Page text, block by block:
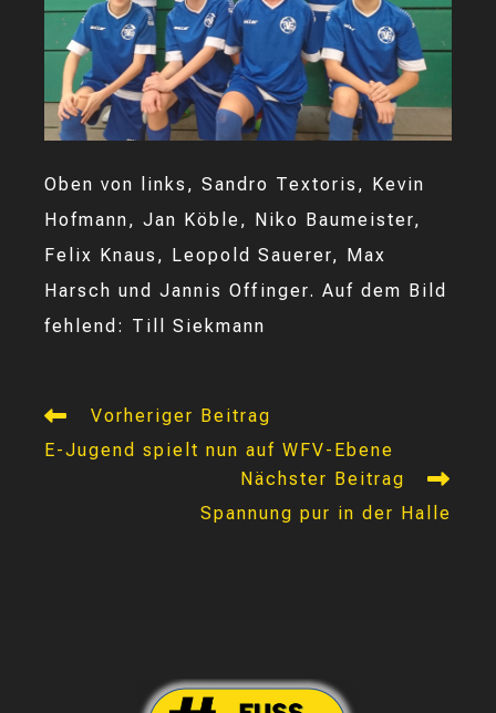
Oben von links, Sandro Textoris, Kevin
Hofmann, Jan Köble, Niko Baumeister,
Felix Knaus, Leopold Sauerer, Max
Harsch und Jannis Offinger. Auf dem Bild
fehlend: Till Siekmann
Weitere
ansehen
Vorheriger Beitrag
E-Jugend spielt nun auf WFV-Ebene
Nächster Beitrag
Spannung pur in der Halle